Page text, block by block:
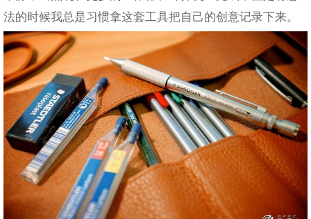
法的时候我总是习惯拿这套工具把自己的创意记录下来。